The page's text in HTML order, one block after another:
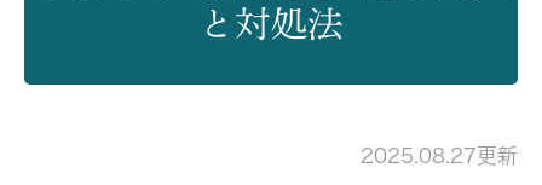
と対処法
2025.08.27更新